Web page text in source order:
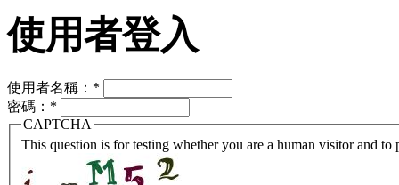
使用者登入
使用者名稱： *
密碼： *
CAPTCHA
This question is for testing whether you are a human visitor and to